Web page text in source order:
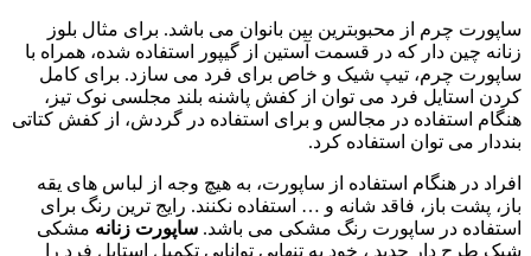
ساپورت چرم از محبوبترین بین بانوان می باشد. برای مثال بلوز
زنانه چین دار که در قسمت آستین از گیپور استفاده شده، همراه با
ساپورت چرم، تیپ شیک و خاص برای فرد می سازد. برای کامل
کردن استایل فرد می توان از کفش پاشنه بلند مجلسی نوک تیز،
هنگام استفاده در مجالس و برای استفاده در گردش، از کفش کتاتی
بنددار می توان استفاده کرد.
افراد در هنگام استفاده از ساپورت، به هیچ وجه از لباس های یقه
باز، پشت باز، فاقد شانه و … استفاده نکنند. رایج ترین رنگ برای
استفاده در ساپورت رنگ مشکی می باشد. ساپورت زنانه مشکی
شیک طرح دار جدید ، خود به تنهایی توانایی تکمیل استایل فرد را